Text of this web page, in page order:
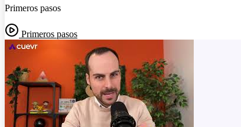
Primeros pasos
Primeros pasos